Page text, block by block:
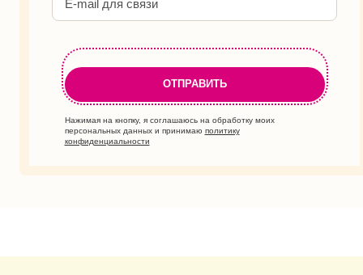
Нажимая на кнопку, я соглашаюсь на обработку моих
персональных данных и принимаю политику
конфиденциальности